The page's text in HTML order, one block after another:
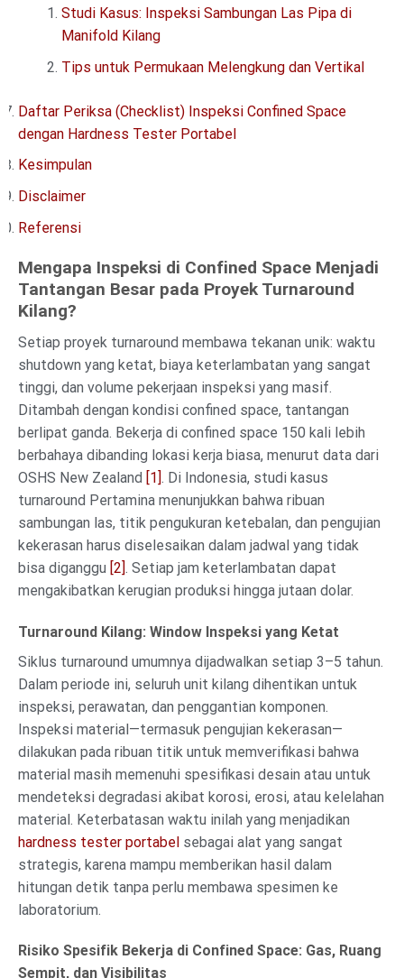
Studi Kasus: Inspeksi Sambungan Las Pipa di
Manifold Kilang
Tips untuk Permukaan Melengkung dan Vertikal
Daftar Periksa (Checklist) Inspeksi Confined Space
dengan Hardness Tester Portabel
Kesimpulan
Disclaimer
Referensi
Mengapa Inspeksi di Confined Space Menjadi
Tantangan Besar pada Proyek Turnaround
Kilang?
Setiap proyek turnaround membawa tekanan unik: waktu
shutdown yang ketat, biaya keterlambatan yang sangat
tinggi, dan volume pekerjaan inspeksi yang masif.
Ditambah dengan kondisi confined space, tantangan
berlipat ganda. Bekerja di confined space 150 kali lebih
berbahaya dibanding lokasi kerja biasa, menurut data dari
OSHS New Zealand [1]. Di Indonesia, studi kasus
turnaround Pertamina menunjukkan bahwa ribuan
sambungan las, titik pengukuran ketebalan, dan pengujian
kekerasan harus diselesaikan dalam jadwal yang tidak
bisa diganggu [2]. Setiap jam keterlambatan dapat
mengakibatkan kerugian produksi hingga jutaan dolar.
Turnaround Kilang: Window Inspeksi yang Ketat
Siklus turnaround umumnya dijadwalkan setiap 3–5 tahun.
Dalam periode ini, seluruh unit kilang dihentikan untuk
inspeksi, perawatan, dan penggantian komponen.
Inspeksi material—termasuk pengujian kekerasan—
dilakukan pada ribuan titik untuk memverifikasi bahwa
material masih memenuhi spesifikasi desain atau untuk
mendeteksi degradasi akibat korosi, erosi, atau kelelahan
material. Keterbatasan waktu inilah yang menjadikan
hardness tester portabel sebagai alat yang sangat
strategis, karena mampu memberikan hasil dalam
hitungan detik tanpa perlu membawa spesimen ke
laboratorium.
Risiko Spesifik Bekerja di Confined Space: Gas, Ruang
Sempit, dan Visibilitas